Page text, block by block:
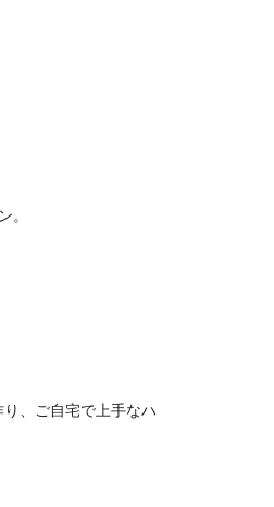
。
、ご自宅で上手なハ